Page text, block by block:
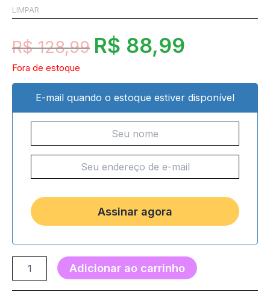
LIMPAR
R$128,99 R$ 88,99
Fora de estoque
E-mail quando o estoque estiver disponível
Adicionar ao carrinho